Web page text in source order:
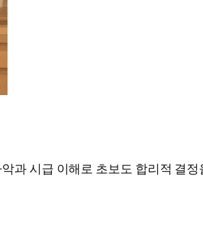
과 시급 이해로 초보도 합리적 결